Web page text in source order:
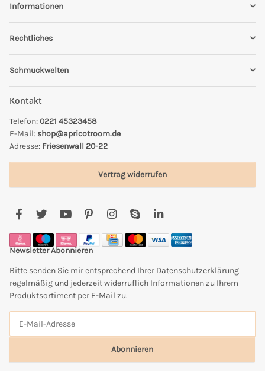
Informationen
Rechtliches
Schmuckwelten
Kontakt
Telefon:0221 45323458
E-Mail: shop@apricotroom.de
Adresse: Friesenwall 20-22
Vertrag widerrufen
Newsletter Abonnieren
Bitte senden Sie mir entsprechend Ihrer Datenschutzerklärung
regelmäßig und jederzeit widerruflich Informationen zu Ihrem
Produktsortiment per E-Mail zu.
Abonnieren